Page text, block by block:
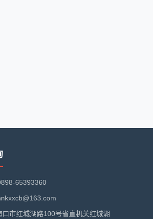
65393360
市红城湖路100号省直机关红城湖